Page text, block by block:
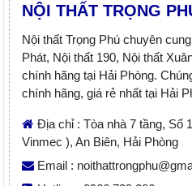
NỘI THẤT TRỌNG
Nội thất Trọng Phú chuyên
Phát, Nội thất 190, Nội thất
chính hãng tại Hải Phòng.
chính hãng, giá rẻ nhất tại Hải
Địa chỉ : Tòa nhà 7 tầng, Số
Vinmec ), An Biên, Hải Phòng
Email :